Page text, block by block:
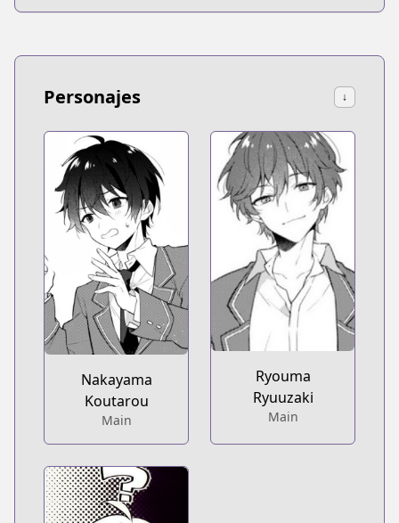
Personajes ↓
Nakayama
Koutarou
Main
Ryouma
Ryuuzaki
Main